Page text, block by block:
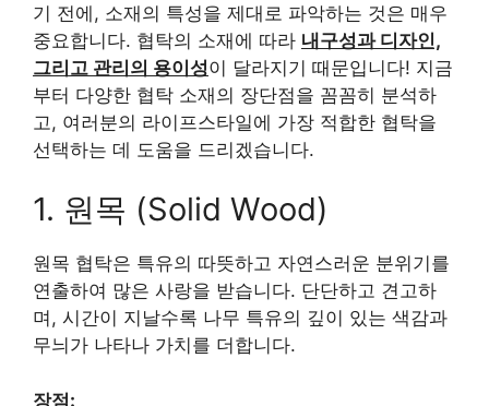
기 전에, 소재의 특성을 제대로 파악하는 것은 매우
중요합니다. 협탁의 소재에 따라 내구성과 디자인,
그리고 관리의 용이성이 달라지기 때문입니다! 지금
부터 다양한 협탁 소재의 장단점을 꼼꼼히 분석하
고, 여러분의 라이프스타일에 가장 적합한 협탁을
선택하는 데 도움을 드리겠습니다.
1. 원목 (Solid Wood)
원목 협탁은 특유의 따뜻하고 자연스러운 분위기를
연출하여 많은 사랑을 받습니다. 단단하고 견고하
며, 시간이 지날수록 나무 특유의 깊이 있는 색감과
무늬가 나타나 가치를 더합니다.
장점: